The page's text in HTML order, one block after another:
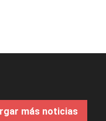
más noticias